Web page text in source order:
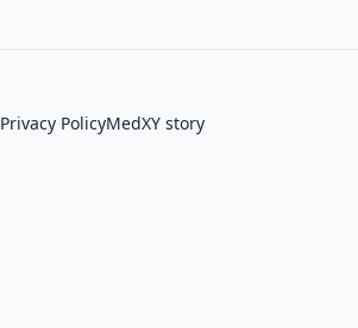
Privacy PolicyMedXY story